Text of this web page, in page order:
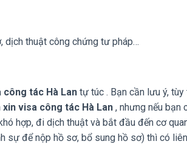
dịch thuật công chứng tư pháp…
công tác Hà Lan tự túc . Bạn cần lưu ý, tùy
xin visa công tác Hà Lan , nhưng nếu bạn
hợp, đi dịch thuật và bắt đầu đến cơ
sự để nộp hồ sơ, bổ sung hồ sơ) thì có liên